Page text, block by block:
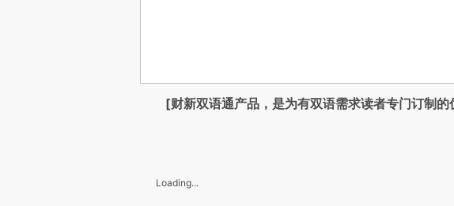
[财新双语通产品，是为有双语需求读者专门订制的
Loading...